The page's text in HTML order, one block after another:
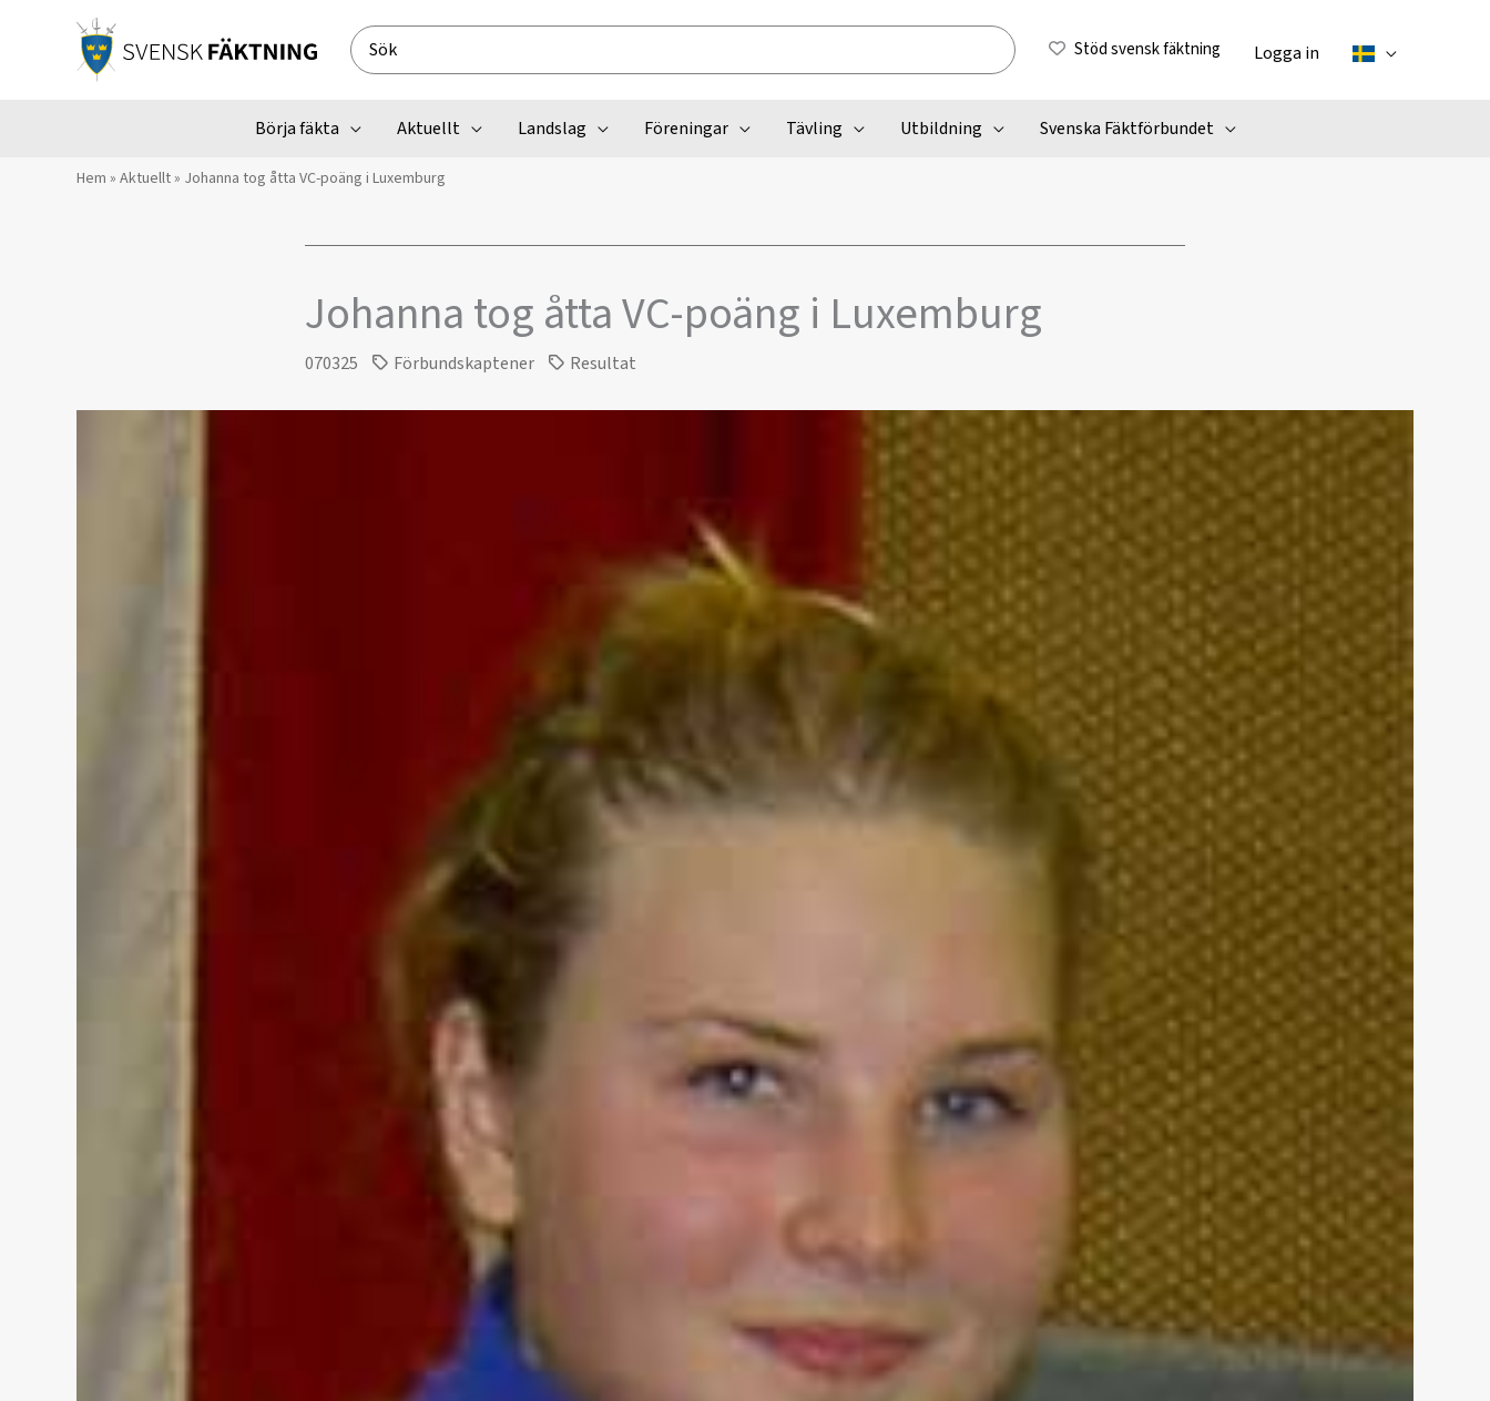
Search
for:
Stöd svensk fäktning Logga in
Börja fäkta Aktuellt Landslag Föreningar Tävling Utbildning Svenska Fäktförbundet
Hem » Aktuellt» Johanna tog åtta VC-poäng i Luxemburg
Johanna tog åtta VC-poäng i Luxemburg
070325 Förbundskaptener Resultat